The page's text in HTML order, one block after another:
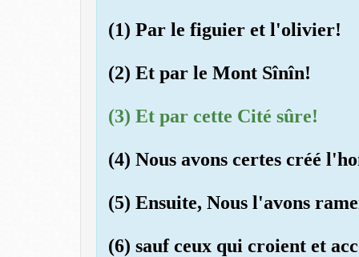
(1) Par le figuier et l'olivier!
(2) Et par le Mont Sînîn!
(3) Et par cette Cité sûre!
(4) Nous avons certes créé
(5) Ensuite, Nous l'avons
(6) sauf ceux qui croient et